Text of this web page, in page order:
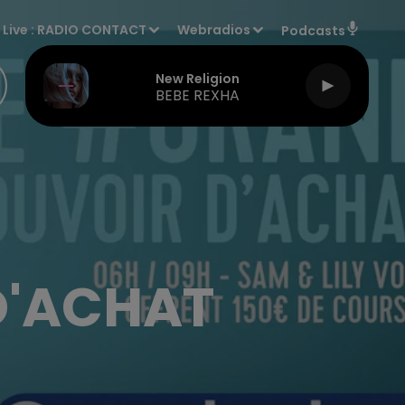
Live : RADIO CONTACT Webradios Podcasts
New Religion
BEBE REXHA